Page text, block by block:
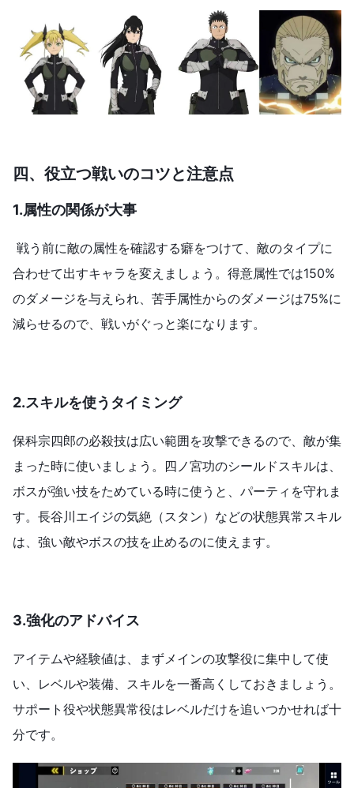
四、役立つ戦いのコツと注意点
1.属性の関係が大事
戦う前に敵の属性を確認する癖をつけて、敵のタイプに
合わせて出すキャラを変えましょう。得意属性では150%
のダメージを与えられ、苦手属性からのダメージは75%に
減らせるので、戦いがぐっと楽になります。
2.スキルを使うタイミング
保科宗四郎の必殺技は広い範囲を攻撃できるので、敵が集
まった時に使いましょう。四ノ宮功のシールドスキルは、
ボスが強い技をためている時に使うと、パーティを守れま
す。長谷川エイジの気絶（スタン）などの状態異常スキル
は、強い敵やボスの技を止めるのに使えます。
3.強化のアドバイス
アイテムや経験値は、まずメインの攻撃役に集中して使
い、レベルや装備、スキルを一番高くしておきましょう。
サポート役や状態異常役はレベルだけを追いつかせれば十
分です。